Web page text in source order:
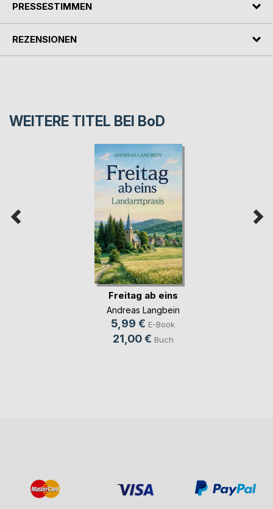
PRESSESTIMMEN
REZENSIONEN
WEITERE TITEL BEI BoD
Freitag ab eins
Andreas Langbein
5,99 € E-Book
21,00 € Buch